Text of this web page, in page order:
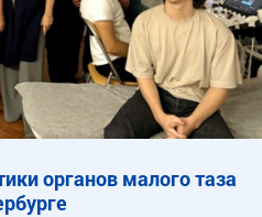
органов малого таза